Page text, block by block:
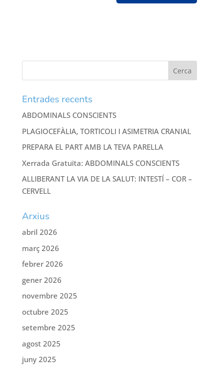
Entrades recents
ABDOMINALS CONSCIENTS
PLAGIOCEFÀLIA, TORTICOLI I ASIMETRIA CRANIAL
PREPARA EL PART AMB LA TEVA PARELLA
Xerrada Gratuïta: ABDOMINALS CONSCIENTS
ALLIBERANT LA VIA DE LA SALUT: INTESTÍ – COR –
CERVELL
Arxius
abril 2026
març 2026
febrer 2026
gener 2026
novembre 2025
octubre 2025
setembre 2025
agost 2025
juny 2025